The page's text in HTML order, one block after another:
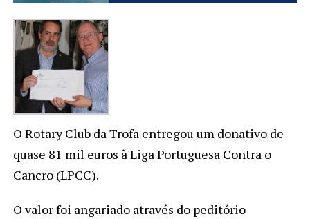
O Rotary Club da Trofa entregou um donativo de
quase 81 mil euros à Liga Portuguesa Contra o
Cancro (LPCC).
O valor foi angariado através do peditório